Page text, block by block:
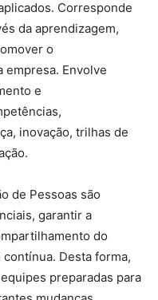
Corresponde
da aprendizagem,
o
Envolve
e
inovação, trilhas de
de Pessoas são
garantir a
do
Desta forma,
preparadas para